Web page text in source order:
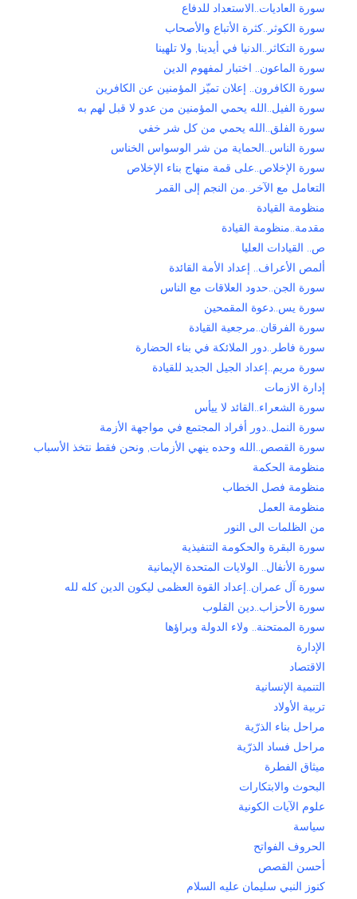
سورة العاديات..الاستعداد للدفاع
سورة الكوثر..كثرة الأتباع والأصحاب
سورة التكاثر..الدنيا في أيدينا, ولا تلهينا
سورة الماعون.. اختبار لمفهوم الدين
سورة الكافرون.. إعلان تميّز المؤمنين عن الكافرين
سورة الفيل..الله يحمي المؤمنين من عدو لا قبل لهم به
سورة الفلق..الله يحمي من كل شر خفي
سورة الناس..الحماية من شر الوسواس الخناس
سورة الإخلاص..على قمة منهاج بناء الإخلاص
التعامل مع الآخر..من النجم إلى القمر
منظومة القيادة
مقدمة..منظومة القيادة
ص.. القيادات العليا
ألمص الأعراف.. إعداد الأمة القائدة
سورة الجن..حدود العلاقات مع الناس
سورة يس..دعوة المقمحين
سورة الفرقان..مرجعية القيادة
سورة فاطر..دور الملائكة في بناء الحضارة
سورة مريم..إعداد الجيل الجديد للقيادة
إدارة الازمات
سورة الشعراء..القائد لا ييأس
سورة النمل..دور أفراد المجتمع في مواجهة الأزمة
سورة القصص..الله وحده ينهي الأزمات, ونحن فقط نتخذ الأسباب
منظومة الحكمة
منظومة فصل الخطاب
منظومة العمل
من الظلمات الى النور
سورة البقرة والحكومة التنفيذية
سورة الأنفال.. الولايات المتحدة الإيمانية
سورة آل عمران..إعداد القوة العظمى ليكون الدين كله لله
سورة الأحزاب..دين القلوب
سورة الممتحنة.. ولاء الدولة وبراؤها
الإدارة
الاقتصاد
التنمية الإنسانية
تربية الأولاد
مراحل بناء الذرّية
مراحل فساد الذرّية
ميثاق الفطرة
البحوث والابتكارات
علوم الآيات الكونية
سياسة
الحروف الفواتح
أحسن القصص
كنوز النبي سليمان عليه السلام